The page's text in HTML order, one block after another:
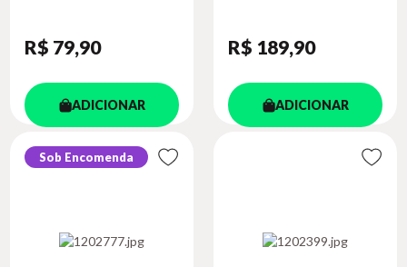
R$ 79,90
ADICIONAR
R$ 189,90
ADICIONAR
Sob Encomenda